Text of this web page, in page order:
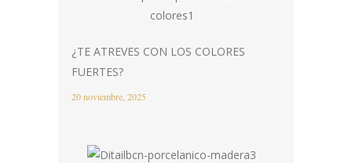
¿TE ATREVES CON LOS COLORES
FUERTES?
20 noviembre, 2025